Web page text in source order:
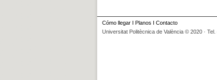
Cómo llegar I Planos I Contacto
Universitat Politècnica de València © 2020 ·